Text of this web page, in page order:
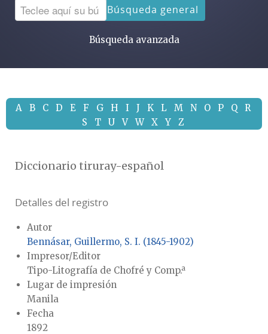
Búsqueda general
Búsqueda avanzada
A B C D E F G H I J K L M N O P Q
R
S
T U V W X Y Z
Diccionario tiruray-español
Detalles del registro
Autor
Bennásar, Guillermo, S. I. (1845-1902)
Impresor/Editor
Tipo-Litografía de Chofré y Comp.ª
Lugar de impresión
Manila
Fecha
1892